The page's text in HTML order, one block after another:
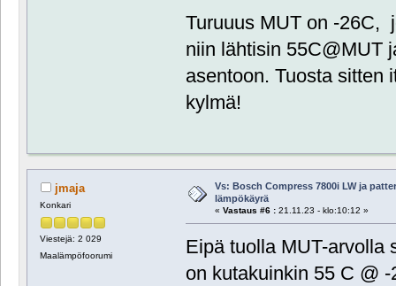
Turuuus MUT on -26C,
niin lähtisin 55C@MUT
asentoon. Tuosta sitten
kylmä!
jmaja
Konkari
Viestejä: 2 029
Maalämpöfoorumi
Vs: Bosch Compress 7800i LW ja
lämpökäyrä
« Vastaus #6 :21.11.23 - klo:10:12 »
Eipä tuolla MUT-arvolla
on kutakuinkin 55 C @